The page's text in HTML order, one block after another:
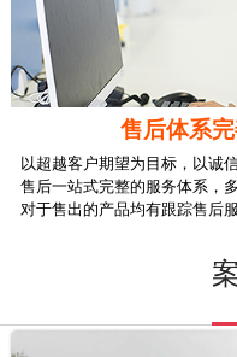
售后体系
以超越客户期望为目标，以诚
售后一站式完整的服务体系 ，
对于售出的产品均有跟踪售后